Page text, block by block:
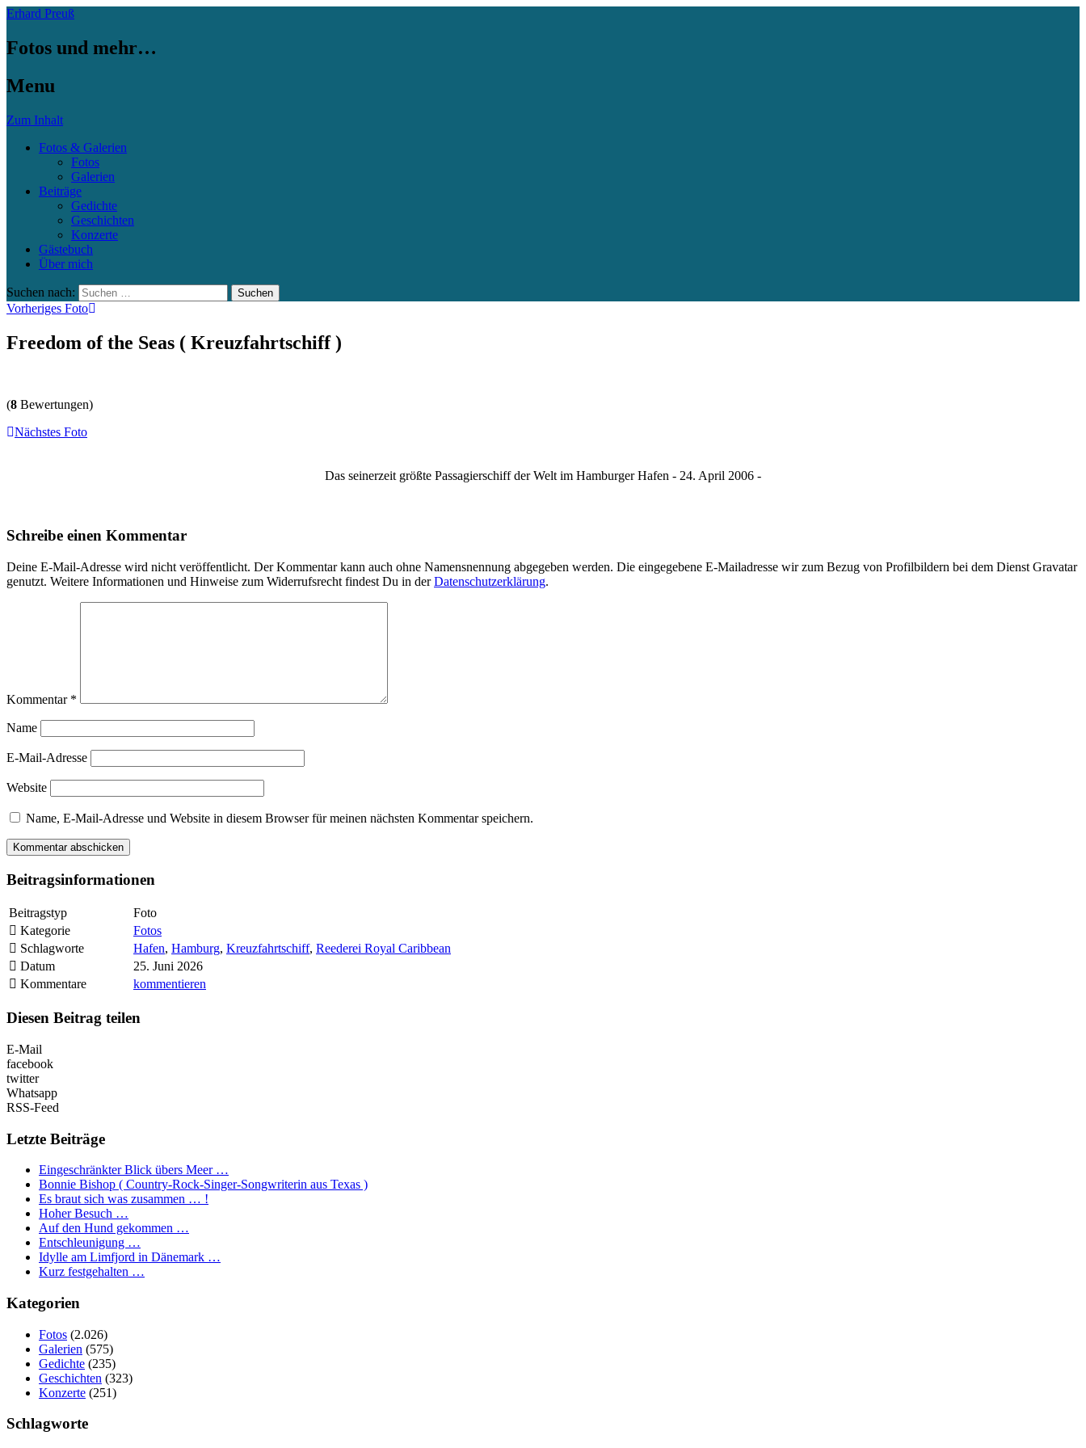
Erhard Preuß
Fotos und mehr…
Menu
Zum Inhalt
Fotos & Galerien
Fotos
Galerien
Beiträge
Gedichte
Geschichten
Konzerte
Gästebuch
Über mich
Suchen nach:
Vorheriges Foto
Freedom of the Seas ( Kreuzfahrtschiff )
(8 Bewertungen)
Nächstes Foto
Das seinerzeit größte Passagierschiff der Welt im Hamburger Hafen - 24. April 2006 -
Schreibe einen Kommentar
Deine E-Mail-Adresse wird nicht veröffentlicht. Der Kommentar kann auch ohne Namensnennung abgegeben werden. Die eingegebene E-Mailadresse wir zum Bezug von Profilbildern bei dem Dienst Gravatar
genutzt. Weitere Informationen und Hinweise zum Widerrufsrecht findest Du in derDatenschutzerklärung.
Kommentar *
Name
E-Mail-Adresse
Website
Name, E-Mail-Adresse und Website in diesem Browser für meinen nächsten Kommentar speichern.
Beitragsinformationen
Beitragstyp
Foto
Kategorie
Fotos
Schlagworte
Hafen, Hamburg, Kreuzfahrtschiff, Reederei Royal Caribbean
Datum
25. Juni 2026
Kommentare
kommentieren
Diesen Beitrag teilen
E-Mail
facebook
twitter
Whatsapp
RSS-Feed
Letzte Beiträge
Eingeschränkter Blick übers Meer …
Bonnie Bishop ( Country-Rock-Singer-Songwriterin aus Texas )
Es braut sich was zusammen … !
Hoher Besuch …
Auf den Hund gekommen …
Entschleunigung …
Idylle am Limfjord in Dänemark …
Kurz festgehalten …
Kategorien
Fotos (2.026)
Galerien (575)
Gedichte (235)
Geschichten (323)
Konzerte (251)
Schlagworte